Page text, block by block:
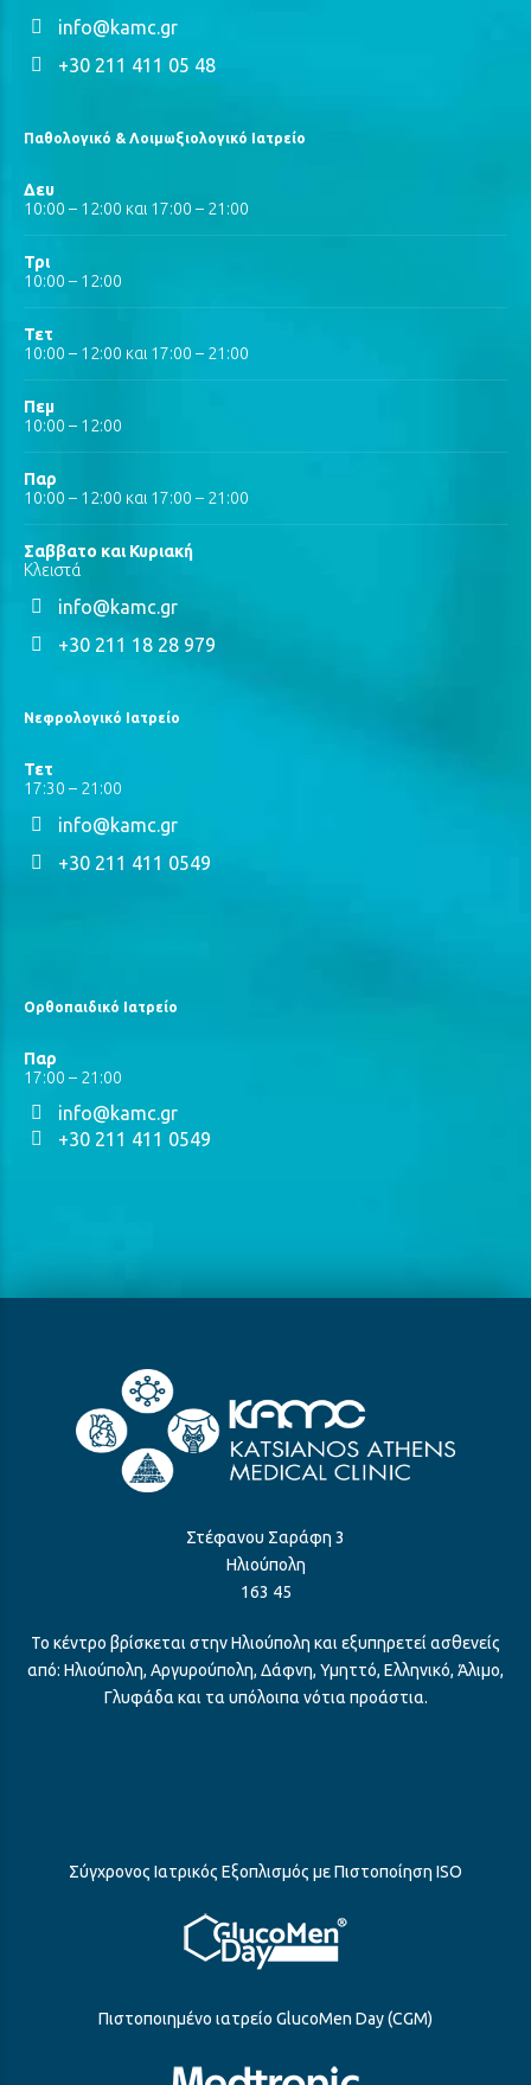
info@kamc.gr
+30 211 411 05 48
Παθολογικό & Λοιμωξιολογικό Ιατρείο
Δευ
10:00 – 12:00 και 17:00 – 21:00
Τρι
10:00 – 12:00
Τετ
10:00 – 12:00 και 17:00 – 21:00
Πεμ
10:00 – 12:00
Παρ
10:00 – 12:00 και 17:00 – 21:00
Σαββατο και Κυριακή
Κλειστά
info@kamc.gr
+30 211 18 28 979
Νεφρολογικό Ιατρείο
Τετ
17:30 – 21:00
info@kamc.gr
+30 211 411 0549
Ορθοπαιδικό Ιατρείο
Παρ
17:00 – 21:00
info@kamc.gr
+30 211 411 0549
Στέφανου Σαράφη 3
Ηλιούπολη
163 45
Το κέντρο βρίσκεται στην Ηλιούπολη και εξυπηρετεί ασθενείς
από: Ηλιούπολη, Αργυρούπολη, Δάφνη, Υμηττό, Ελληνικό, Άλιμο,
Γλυφάδα και τα υπόλοιπα νότια προάστια.
Σύγχρονος Ιατρικός Εξοπλισμός με Πιστοποίηση ISO
Πιστοποιημένο ιατρείο GlucoMen Day (CGM)